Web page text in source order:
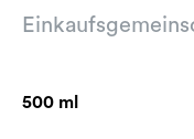
500 ml